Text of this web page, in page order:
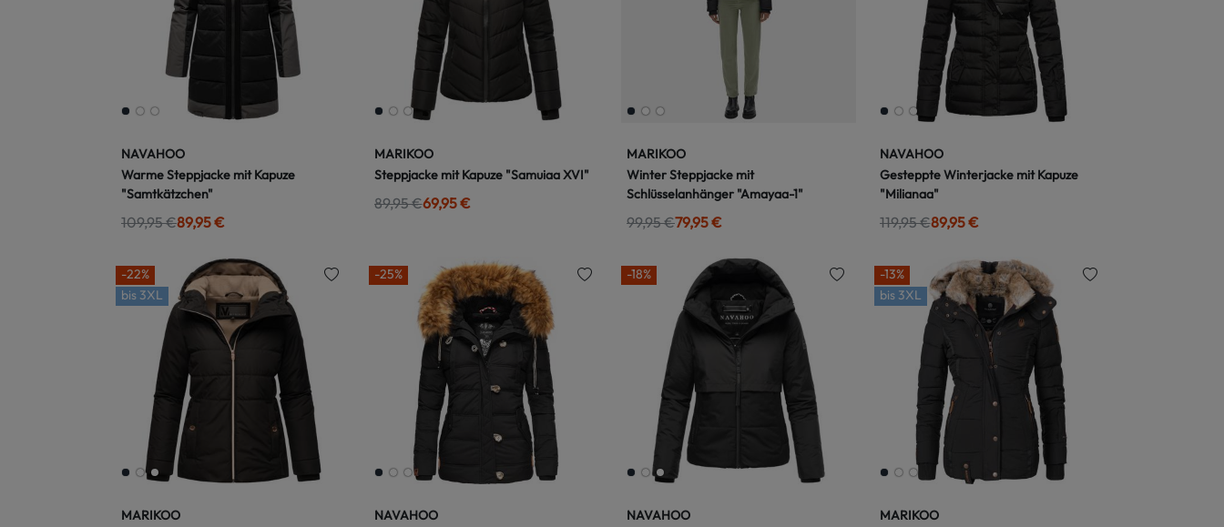
NAVAHOO
Warme Steppjacke mit Kapuze
"Samtkätzchen"
109,95 €89,95 €
MARIKOO
Steppjacke mit Kapuze "Samuiaa XVI"
89,95 €69,95 €
MARIKOO
Winter Steppjacke mit
Schlüsselanhänger "Amayaa-1"
99,95 €79,95 €
NAVAHOO
Gesteppte Winterjacke mit Kapuze
"Milianaa"
119,95 €89,95 €
-22%
bis 3XL
MARIKOO
-25%
NAVAHOO
-18%
NAVAHOO
-13%
bis 3XL
MARIKOO